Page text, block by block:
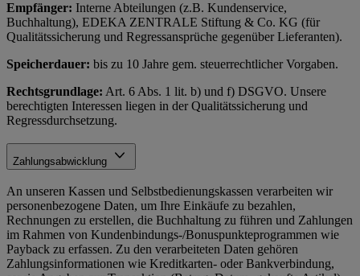
Empfänger: Interne Abteilungen (z.B. Kundenservice,
Buchhaltung), EDEKA ZENTRALE Stiftung & Co. KG (für
Qualitätssicherung und Regressansprüche gegenüber Lieferanten).
Speicherdauer: bis zu 10 Jahre gem. steuerrechtlicher Vorgaben.
Rechtsgrundlage: Art. 6 Abs. 1 lit. b) und f) DSGVO. Unsere
berechtigten Interessen liegen in der Qualitätssicherung und
Regressdurchsetzung.
Zahlungsabwicklung
An unseren Kassen und Selbstbedienungskassen verarbeiten wir
personenbezogene Daten, um Ihre Einkäufe zu bezahlen,
Rechnungen zu erstellen, die Buchhaltung zu führen und Zahlungen
im Rahmen von Kundenbindungs-/Bonuspunkteprogrammen wie
Payback zu erfassen. Zu den verarbeiteten Daten gehören
Zahlungsinformationen wie Kreditkarten- oder Bankverbindung,